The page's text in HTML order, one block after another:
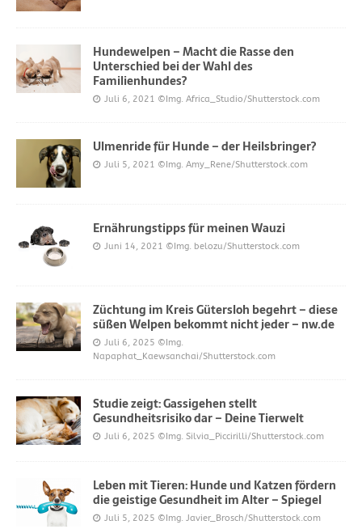
Hundewelpen – Macht die Rasse den
Unterschied bei der Wahl des
Familienhundes?
Juli 6, 2021 ©Img. Africa_Studio/Shutterstock.com
Ulmenride für Hunde – der Heilsbringer?
Juli 5, 2021 ©Img. Amy_Rene/Shutterstock.com
Ernährungstipps für meinen Wauzi
Juni 14, 2021 ©Img. belozu/Shutterstock.com
Züchtung im Kreis Gütersloh begehrt – diese
süßen Welpen bekommt nicht jeder – nw.de
Juli 6, 2025 ©Img.
Napaphat_Kaewsanchai/Shutterstock.com
Studie zeigt: Gassigehen stellt
Gesundheitsrisiko dar – Deine Tierwelt
Juli 6, 2025 ©Img. Silvia_Piccirilli/Shutterstock.com
Leben mit Tieren: Hunde und Katzen fördern
die geistige Gesundheit im Alter – Spiegel
Juli 5, 2025 ©Img. Javier_Brosch/Shutterstock.com